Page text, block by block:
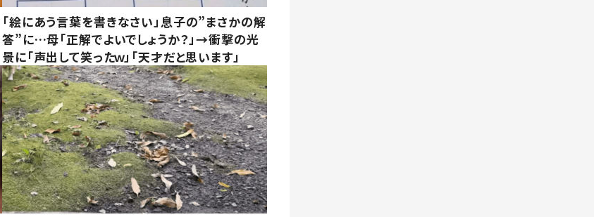
「絵にあう言葉を書きなさい」息子の”まさかの解
答”に…母「正解でよいでしょうか？」→衝撃の光
景に「声出して笑ったｗ」「天才だと思います」